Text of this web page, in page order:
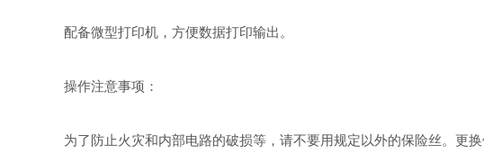
配备微型打印机，方便数据打印输出。
操作注意事项：
为了防止火灾和内部电路的破损等，请不要用规定以外的保险丝。更